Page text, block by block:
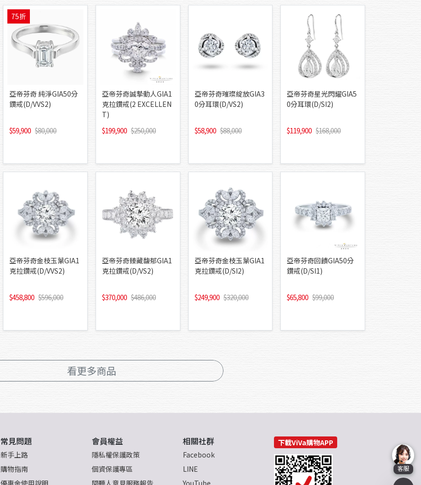
客服
75折
亞帝芬奇 純淨GIA50分
鑽戒(D/VVS2)
59,900 80,000
亞帝芬奇誠摯動人GIA1
克拉鑽戒(2 EXCELLEN
T)
199,900
250,000
亞帝芬奇璀璨綻放GIA3
0分耳環(D/VS2)
58,900 88,000
亞帝芬奇星光閃耀GIA5
0分耳環(D/SI2)
119,900 168,000
亞帝芬奇金枝玉葉GIA1
克拉鑽戒(D/VVS2)
458,800 596,000
亞帝芬奇臻藏馥郁GIA1
克拉鑽戒(D/VS2)
370,000 486,000
亞帝芬奇金枝玉葉GIA1
克拉鑽戒(D/SI2)
249,900 320,000
亞帝芬奇回饋GIA50分
鑽戒(D/SI1)
65,800 99,000
看更多商品
常見問題
新手上路
購物指南
優惠金使用說明
會員權益
隱私權保護政策
個資保護專區
閱聽人意見服務報告
相關社群
Facebook
LINE
YouTube
下載ViVa購物APP